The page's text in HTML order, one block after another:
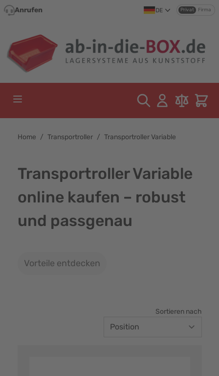
Direkt zum Inhalt
Anrufen DE Privat Firma
Home / Transportroller / Transportroller Variable
Transportroller Variable
online kaufen – robust
und passgenau
Vorteile entdecken
Sortieren nach